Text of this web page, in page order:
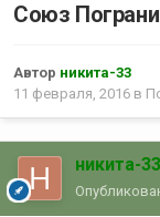
Союз
Автор никита-33
11 февраля, 2016 в
никита-33